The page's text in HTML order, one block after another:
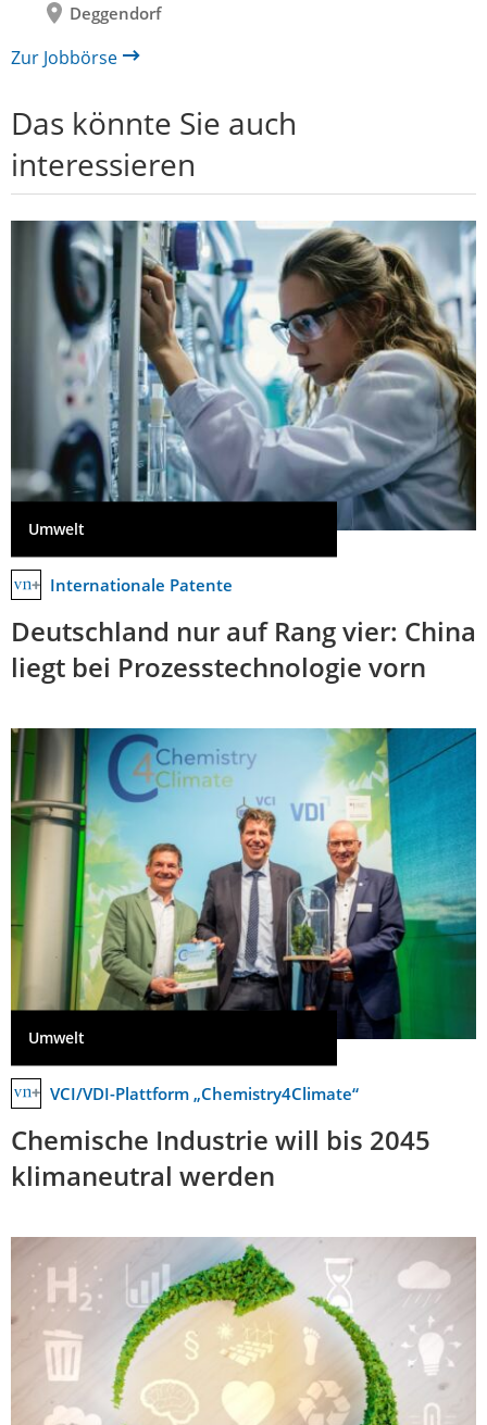
Deggendorf
Zur Jobbörse
Das könnte Sie auch
interessieren
Umwelt
Internationale Patente
Deutschland nur auf Rang vier: China
liegt bei Prozesstechnologie vorn
Umwelt
VCI/VDI-Plattform „Chemistry4Climate“
Chemische Industrie will bis 2045
klimaneutral werden